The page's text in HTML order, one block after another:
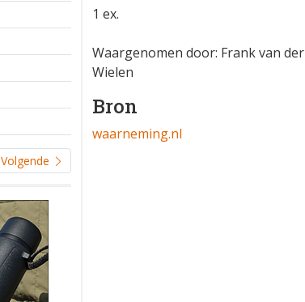
Volgende
1 ex.
Waargenomen door: Frank van der
Wielen
Bron
waarneming.nl